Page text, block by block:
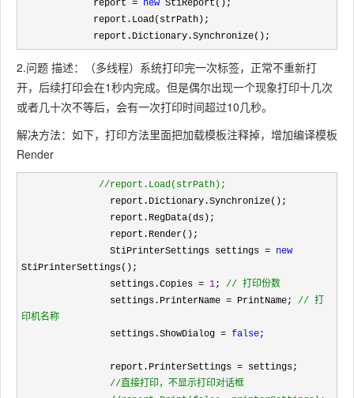
             report =
new
             report.Dictionary.Synchronize();
2.问题 描述：（多线程）系统打印完一次标签，正常不重新打
开，后续打印会在1秒内完成。但是偶尔出现一个现象打印十几次
或者几十次不等后，会有一次打印时间超过10几秒。
解决方法：如下，打印方法里面把加载模板注释掉，增加编译模板
Render
//report.Load(strPath);
                StiPrinterSettings settings
= new
StiPrinterSettings();
                settings.Copies
= 1; // 打印份数
                settings.PrinterName = PrintName;
// 打
印机名称
                settings.ShowDialog =
false;
                report.PrinterSettings
= settings;
//直接打印，不显示打印对话框